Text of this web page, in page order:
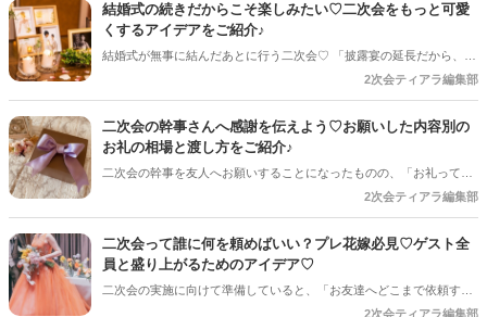
結婚式の続きだからこそ楽しみたい♡二次会をもっと可愛
くするアイデアをご紹介♪
結婚式が無事に結んだあとに行う二次会♡ 「披露宴の延長だから、あ
まり準備しなくても大丈夫」と思っていませんか？ 実は、少しアイデ
になります♪ 結婚式とは違った雰囲気でゲストとゆっくり楽しめるの
も二次会ならではの魅力＊ 今回は、二次会をもっと可愛く、おふたり
らしく楽しむためのアイデアをご紹介します♡
2次会ティアラ編集部
二次会の幹事さんへ感謝を伝えよう♡お願いした内容別の
お礼の相場と渡し方をご紹介♪
二次会の幹事を友人へお願いすることになったものの、「お礼って必
要？」「どれくらい渡すのが一般的なんだろう？」と悩む花嫁さんも
いですよね♪ 今回は、お願いした内容別のお礼の目安や、渡すタイミ
ング、喜ばれるプレゼントまでご紹介します♡
2次会ティアラ編集部
二次会って誰に何を頼めばいい？プレ花嫁必見♡ゲスト全
員と盛り上がるためのアイデア♡
二次会の実施に向けて準備していると、「お友達へどこまで依頼する
のか」と悩まれている花嫁さんを多く見かけます◎ 「二次会の幹事を
2次会ティアラ編集部